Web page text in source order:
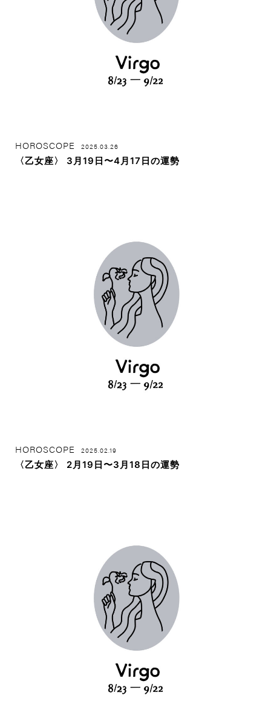
HOROSCOPE 2025.03.26
〈乙女座〉 3月19日〜4月17日の運勢
HOROSCOPE 2025.02.19
〈乙女座〉 2月19日〜3月18日の運勢